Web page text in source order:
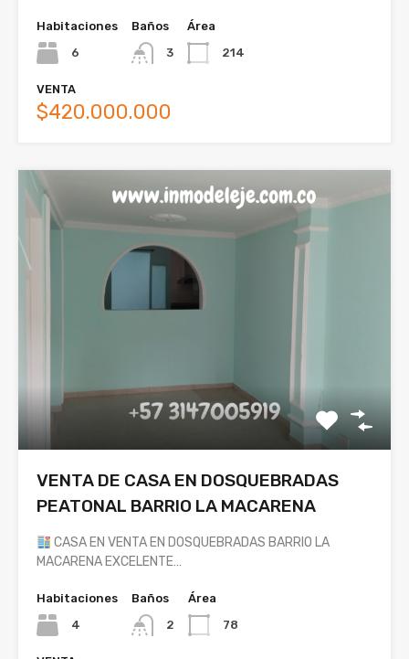
Habitaciones
6
Baños
3
Área
214
VENTA
$420.000.000
VENTA DE CASA EN DOSQUEBRADAS
PEATONAL BARRIO LA MACARENA
CASA EN VENTA EN DOSQUEBRADAS BARRIO LA
MACARENA EXCELENTE…
Habitaciones
4
Baños
2
Área
78